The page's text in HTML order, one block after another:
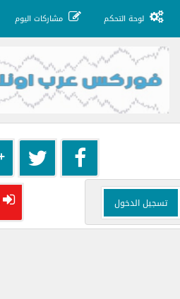
لوحة التحكم مشاركات اليوم